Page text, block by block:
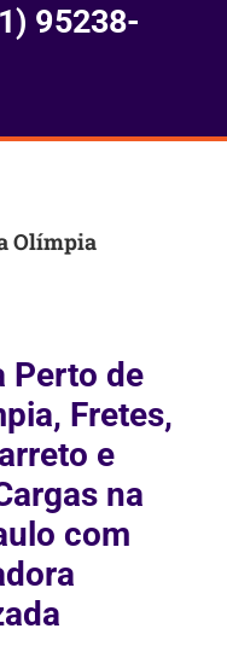
95238-
Olímpia
Perto de
Fretes,
e
na
com